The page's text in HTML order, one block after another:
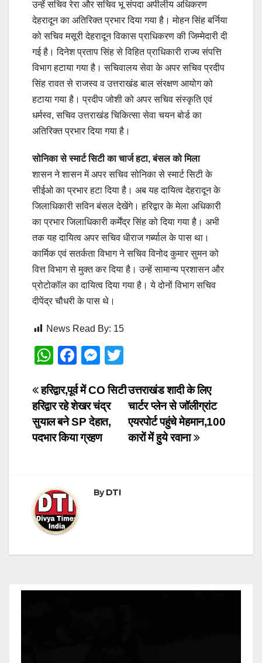
उन्हें सचिव रेरा और सचिव भू संपदा अपीलीय अधिकरण
देहरादून का अतिरिक्त प्रभार दिया गया है। मोहन सिंह बर्निया
को सचिव मसूरी देहरादून विकास प्राधिकरण की जिम्मेदारी दी
गई है। दिनेश प्रताप सिंह से विहित प्राधिकारी राज्य संपत्ति
विभाग हटाया गया है। सचिवालय सेवा के अपर सचिव प्रदीप
सिंह रावत से राजस्व व उत्तराखंड बाल संरक्षण आयोग को
हटाया गया है। प्रदीप जोशी को अपर सचिव संस्कृति एवं
धर्मस्व, सचिव उत्तराखंड चिकित्सा सेवा चयन बोर्ड का
अतिरिक्त प्रभार दिया गया है।
सोनिका से स्मार्ट सिटी का चार्ज हटा, बंसल को मिला
शासन ने शासन में अपर सचिव सोनिका से स्मार्ट सिटी के
सीईओ का प्रभार हटा दिया है। अब यह दायित्व देहरादून के
जिलाधिकारी सविन बंसल देखेंगे। हरिद्वार के मेला अधिकारी
का प्रभार जिलाधिकारी कर्मेंद्र सिंह को दिया गया है। अभी
तक यह दायित्व अपर सचिव धीराज गर्ब्याल के पास था।
कार्मिक एवं सतर्कता विभाग ने सचिव विनोद कुमार सुमन को
वित्त विभाग से मुक्त कर दिया है। उन्हें सामान्य प्रशासन और
प्रोटोकॉल का दायित्व दिया गया है। ये दोनों विभाग सचिव
दीपेंद्र चौधरी के पास थे।
News Read By: 15
W
at
s
A
p
F
c
e
b
o
M
ss
e
n
tt
er
Post
navigation
उत्तराखंड शादी के लिए
चार्टर प्लेन से जॉलीग्रांट
एयरपोर्ट पहुंचे मेहमान,100
कारों में हुये रवाना
हरिद्वार,पूर्व में CO सिटी
हरिद्वार रहे शेखर चंद्र
सुयाल बने SP देहात,
पदभार किया ग्रहण
ByDTI